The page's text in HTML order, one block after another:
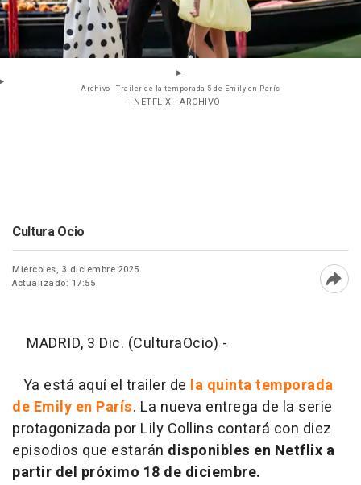
Archivo - Trailer de la temporada 5 de Emily en París
- NETFLIX - ARCHIVO
Cultura Ocio
Miércoles, 3 diciembre 2025
Actualizado: 17:55
MADRID, 3 Dic. (CulturaOcio) -
Ya está aquí el trailer de la quinta temporada
de Emily en París. La nueva entrega de la serie
protagonizada por Lily Collins contará con diez
episodios que estarán disponibles en Netflix a
partir del próximo 18 de diciembre.